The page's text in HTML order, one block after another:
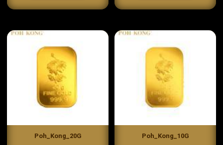
Poh_Kong_20G Poh_Kong_10G